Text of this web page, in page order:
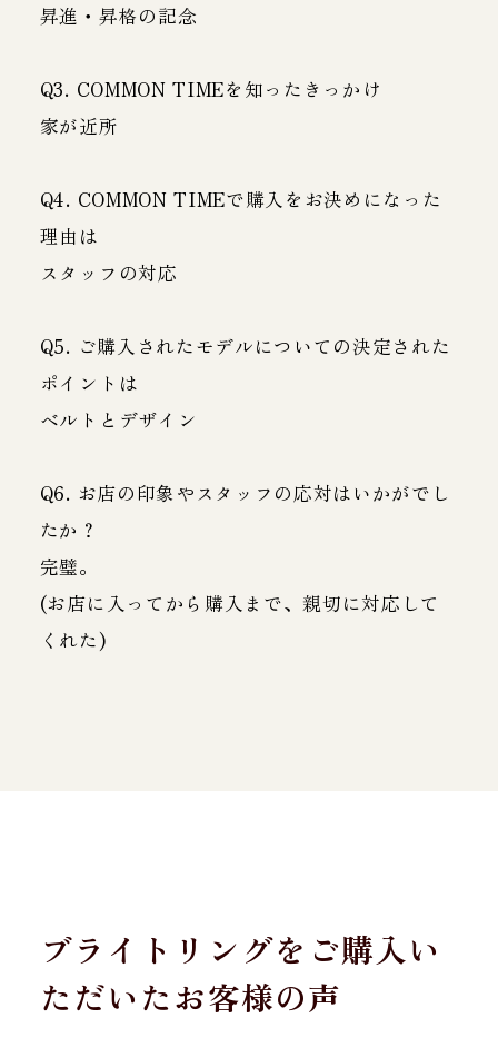
昇進・昇格の記念
Q3. COMMON TIMEを知ったきっかけ
家が近所
Q4. COMMON TIMEで購入をお決めになった
理由は
スタッフの対応
Q5. ご購入されたモデルについての決定された
ポイントは
ベルトとデザイン
Q6. お店の印象やスタッフの応対はいかがでし
たか？
完璧。
(お店に入ってから購入まで、親切に対応して
くれた)
ブライトリングをご購入い
ただいたお客様の声